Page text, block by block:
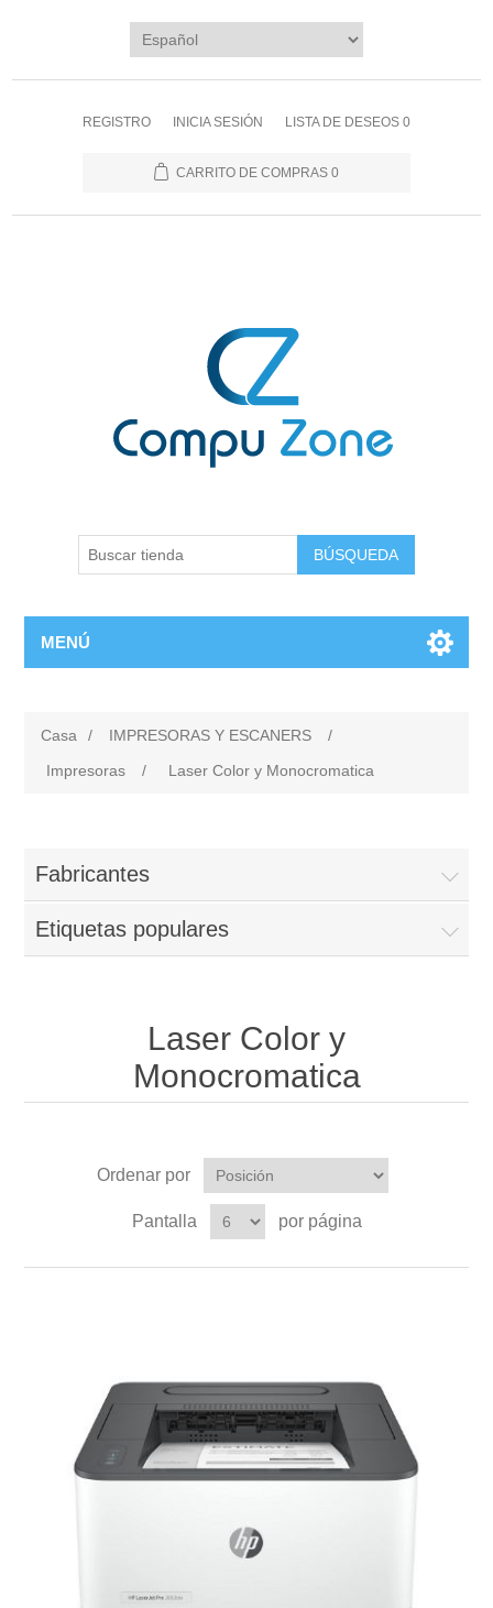
REGISTRO INICIA SESIÓN LISTA DE DESEOS 0
CARRITO DE COMPRAS 0
BÚSQUEDA
MENÚ
Casa / IMPRESORAS Y ESCANERS
/
Impresoras
/ Laser Color y Monocromatica
Fabricantes
Etiquetas populares
Laser Color y
Monocromatica
Ordenar por
Pantalla por página